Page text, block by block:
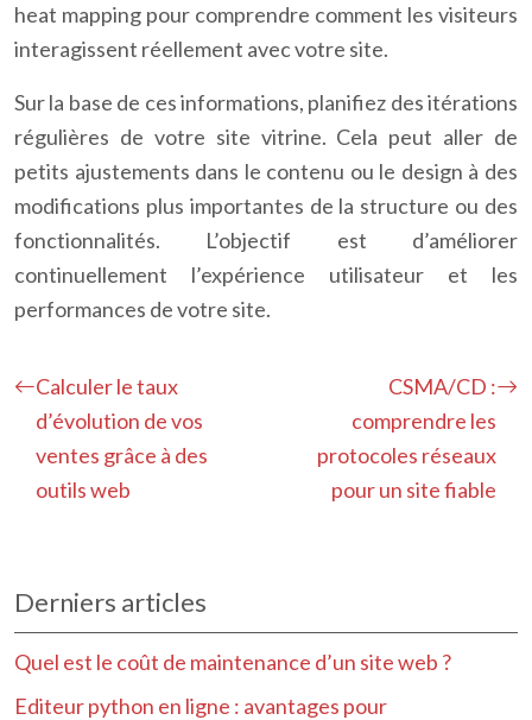
heat mapping pour comprendre comment les visiteurs
interagissent réellement avec votre site.
Sur la base de ces informations, planifiez des itérations
régulières de votre site vitrine. Cela peut aller de
petits ajustements dans le contenu ou le design à des
modifications plus importantes de la structure ou des
fonctionnalités. L’objectif est d’améliorer
continuellement l’expérience utilisateur et les
performances de votre site.
Calculer le taux
d’évolution de vos
ventes grâce à des
outils web
CSMA/CD :
comprendre les
protocoles réseaux
pour un site fiable
Derniers articles
Quel est le coût de maintenance d’un site web ?
Editeur python en ligne : avantages pour